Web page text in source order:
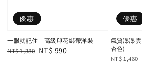
優惠
一眼就記住：高級印花綁帶洋裝
Regular
NT$ 1,380 Sale
NT$ 990
優惠
氣質澎澎
杏色)
Regular
NT$ 1,480